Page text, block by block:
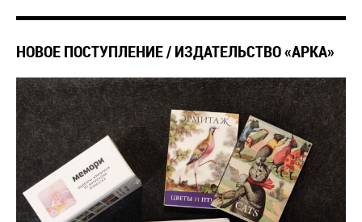
НОВОЕ ПОСТУПЛЕНИЕ / ИЗДАТЕЛЬСТВО «АРКА»